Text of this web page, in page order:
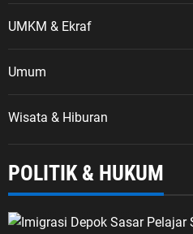
UMKM & Ekraf
Umum
Wisata & Hiburan
POLITIK & HUKUM